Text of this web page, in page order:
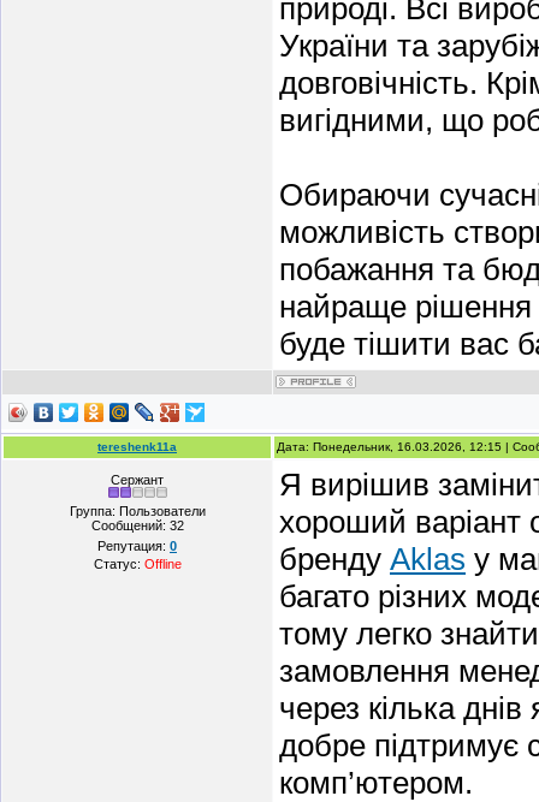
природі. Всі
України та
довговічність.
вигідними, що
Обираючи
можливість
побажання та
найраще
буде тішити вас
tereshenk11a Дата: Понедельник, 16.03.2026, 12:15 |
Сержант
Группа: Пользователи
Сообщений: 32
Репутация: 0
Статус: Offline
Я вирішив
хороший варіант
бренду Aklas у
багато різних
тому легко
замовлення
через кілька
добре підтримує
комп’ютером.